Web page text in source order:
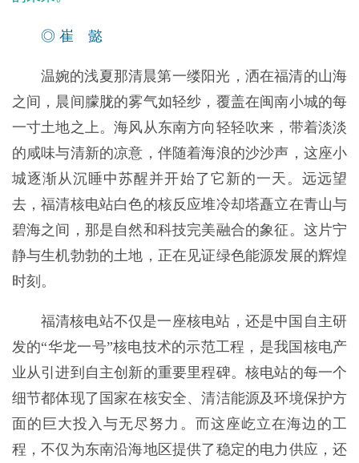
◎ 崔 懿
温婉的浅夏那清晨第一缕阳光，洒在福清的山海
之间，晨间朦胧的雾气如轻纱，覆盖在闽南小城的每
一寸土地之上。海风从东南方向轻轻吹来，带着淡淡
的咸味与清新的凉意，伴随着海浪的沙沙声，这座小
城逐渐从沉睡中苏醒并开始了它新的一天。远远望
去，福清核电站白色的核反应堆冷却塔矗立在青山与
碧海之间，那是自然和科技完美融合的象征。这片宁
静与生机勃勃的土地，正在见证绿色能源发展的辉煌
时刻。
福清核电站不仅是一座核电站，还是中国自主研
发的“华龙一号”核电技术的示范工程，是我国核电产
业从引进到自主创新的重要里程碑。核电站的每一个
细节都体现了国家在核安全、清洁能源及环境保护方
面的巨大投入与无尽努力。而这座屹立在海边的工
程，不仅为东南沿海地区提供了稳定的电力供应，还